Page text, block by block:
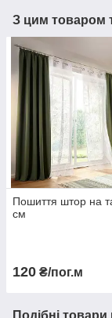
З цим товаром
Пошиття штор на
см
120 ₴/пог.м
Подібні товари